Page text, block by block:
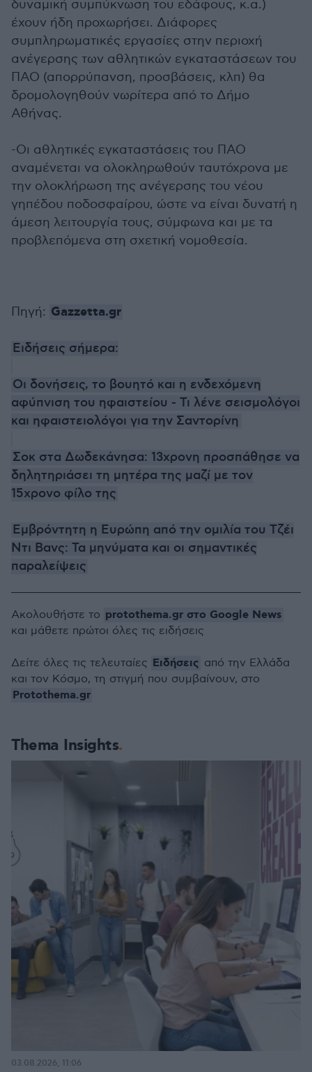
δυναμική συμπύκνωση του εδάφους, κ.α.)
έχουν ήδη προχωρήσει. Διάφορες
συμπληρωματικές εργασίες στην περιοχή
ανέγερσης των αθλητικών εγκαταστάσεων του
ΠΑΟ (απορρύπανση, προσβάσεις, κλπ) θα
δρομολογηθούν νωρίτερα από το Δήμο
Αθήνας.
-Οι αθλητικές εγκαταστάσεις του ΠΑΟ
αναμένεται να ολοκληρωθούν ταυτόχρονα με
την ολοκλήρωση της ανέγερσης του νέου
γηπέδου ποδοσφαίρου, ώστε να είναι δυνατή η
άμεση λειτουργία τους, σύμφωνα και με τα
προβλεπόμενα στη σχετική νομοθεσία.
Πηγή: Gazzetta.gr
Ειδήσεις σήμερα:
Οι δονήσεις, το βουητό και η ενδεχόμενη
αφύπνιση του ηφαιστείου - Τι λένε σεισμολόγοι
και ηφαιστειολόγοι για την Σαντορίνη
Σοκ στα Δωδεκάνησα: 13χρονη προσπάθησε να
δηλητηριάσει τη μητέρα της μαζί με τον
15χρονο φίλο της
Εμβρόντητη η Ευρώπη από την ομιλία του Τζέι
Ντι Βανς: Τα μηνύματα και οι σημαντικές
παραλείψεις
Thema Insights
03.08.2026, 11:06
Ακολουθήστε το protothema.gr στο Google News
και μάθετε πρώτοι όλες τις ειδήσεις
Δείτε όλες τις τελευταίες Ειδήσεις από την Ελλάδα
και τον Κόσμο, τη στιγμή που συμβαίνουν, στο
Protothema.gr